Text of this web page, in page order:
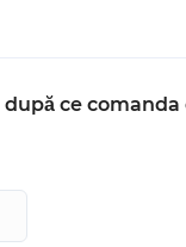
ce comanda